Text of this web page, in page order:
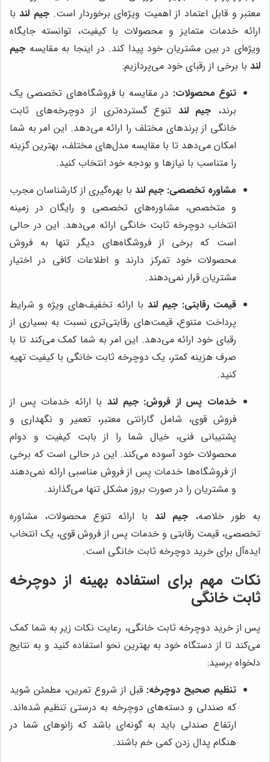
معتبر و قابل اعتماد از اهمیت ویژه‌ای برخوردار است.جیم لندبا
ارائه خدمات متمایز و محصولات با کیفیت، توانسته جایگاه
ویژه‌ای در بین مشتریان خود پیدا کند. در اینجا به مقایسه جیم
لند با برخی از رقبای خود می‌پردازیم:
تنوع محصولات: در مقایسه با فروشگاه‌های تخصصی یک
برند، جیم لند تنوع گسترده‌تری از دوچرخه‌های ثابت
خانگی از برندهای مختلف را ارائه می‌دهد. این امر به شما
امکان می‌دهد تا با مقایسه مدل‌های مختلف، بهترین گزینه
را متناسب با نیازها و بودجه خود انتخاب کنید.
مشاوره تخصصی: جیم لند با بهره‌گیری از کارشناسان مجرب
و متخصص، مشاوره‌های تخصصی و رایگان در زمینه
انتخاب دوچرخه ثابت خانگی ارائه می‌دهد. این در حالی
است که برخی از فروشگاه‌های دیگر تنها به فروش
محصولات خود تمرکز دارند و اطلاعات کافی در اختیار
مشتریان قرار نمی‌دهند.
قیمت رقابتی: جیم لند با ارائه تخفیف‌های ویژه و شرایط
پرداخت متنوع، قیمت‌های رقابتی‌تری نسبت به بسیاری از
رقبای خود ارائه می‌دهد. این امر به شما کمک می‌کند تا با
صرف هزینه کمتر، یک دوچرخه ثابت خانگی با کیفیت تهیه
کنید.
خدمات پس از فروش: جیم لند با ارائه خدمات پس از
فروش قوی، شامل گارانتی معتبر، تعمیر و نگهداری و
پشتیبانی فنی، خیال شما را از بابت کیفیت و دوام
محصولات خود آسوده می‌کند. این در حالی است که برخی
از فروشگاه‌ها خدمات پس از فروش مناسبی ارائه نمی‌دهند
و مشتریان را در صورت بروز مشکل تنها می‌گذارند.
به طور خلاصه، جیم لند با ارائه تنوع محصولات، مشاوره
تخصصی، قیمت رقابتی و خدمات پس از فروش قوی، یک انتخاب
ایده‌آل برای خرید دوچرخه ثابت خانگی است.
نکات مهم برای استفاده بهینه از دوچرخه
ثابت خانگی
پس از خرید دوچرخه ثابت خانگی، رعایت نکات زیر به شما کمک
می‌کند تا از دستگاه خود به بهترین نحو استفاده کنید و به نتایج
دلخواه برسید:
تنظیم صحیح دوچرخه: قبل از شروع تمرین، مطمئن شوید
که صندلی و دسته‌های دوچرخه به درستی تنظیم شده‌اند.
ارتفاع صندلی باید به گونه‌ای باشد که زانوهای شما در
هنگام پدال زدن کمی خم باشند.